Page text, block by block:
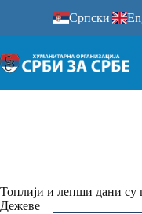
Српски|
Топлији и лепши дани су
Дежеве